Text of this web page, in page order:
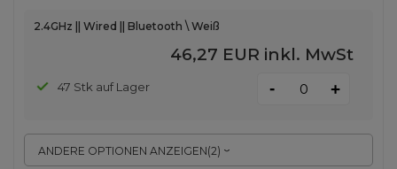
ANDERE OPTIONEN ANZEIGEN(2)
2.4GHz || Wired || Bluetooth \ Weiß
46,27 EUR inkl. MwSt
47 Stk auf Lager - +